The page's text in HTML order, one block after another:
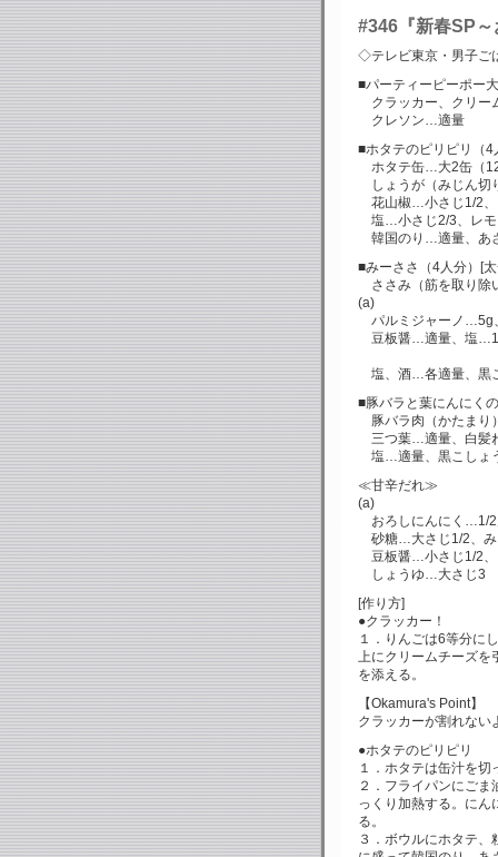
#346『新春SP
◇テレビ東京・男子ご
■パーティーピーポー
クラッカー、クリ
クレソン…適量
■ホタテのピリピリ（
ホタテ缶…大2缶（
しょうが（みじん切
花山椒…小さじ1/2
塩…小さじ2/3、レ
韓国のり…適量、あ
■みーささ（4人分）[
ささみ（筋を取り
(a)
パルミジャーノ…5g
豆板醤…適量、塩…1
塩、酒…各適量、黒
■豚バラと葉にんにく
豚バラ肉（かたま
三つ葉…適量、白髪
塩…適量、黒こしょ
≪甘辛だれ≫
(a)
おろしにんにく…1/2
砂糖…大さじ1/2、
豆板醤…小さじ1/2
しょうゆ…大さじ3
[作り方]
●クラッカー！
１．りんごは6等分に
上にクリームチーズを
を添える。
【Okamura's Point】
クラッカーが割れない
●ホタテのピリピリ
１．ホタテは缶汁を
２．フライパンにご
っくり加熱する。に
る。
３．ボウルにホタテ